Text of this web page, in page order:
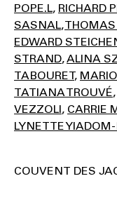
POPE.L RICHARD
SASNAL
EDWARD
STRAND ALINA
TABOURET
TATIANA TROUVÉ
VEZZOLI CARRIE
LYNETTE
COUVENT DES